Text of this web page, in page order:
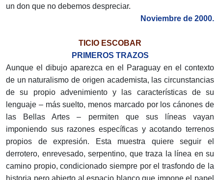
un don que no debemos despreciar.
Noviembre de 2000.
TICIO ESCOBAR
PRIMEROS TRAZOS
Aunque el dibujo aparezca en el Paraguay en el contexto
de un naturalismo de origen academista, las circunstancias
de su propio advenimiento y las características de su
lenguaje – más suelto, menos marcado por los cánones de
las Bellas Artes – permiten que sus líneas vayan
imponiendo sus razones específicas y acotando terrenos
propios de expresión. Esta muestra quiere seguir el
derrotero, enrevesado, serpentino, que traza la línea en su
camino propio, condicionado siempre por el trasfondo de la